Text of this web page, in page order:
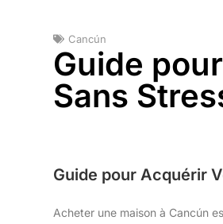
Cancún
Guide
Sans
Guide pour Acquérir
Acheter une maison à Cancún